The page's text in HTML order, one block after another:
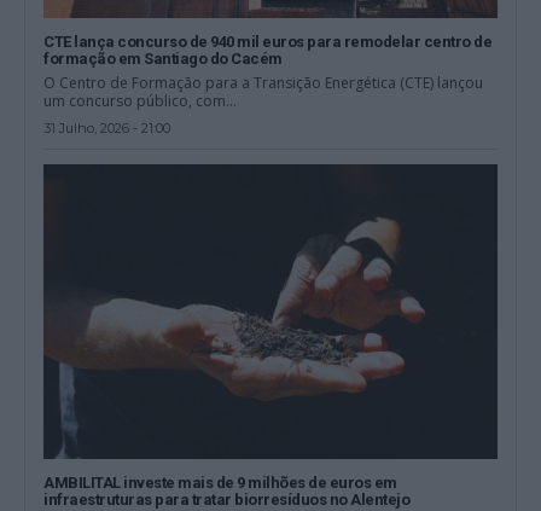
CTE lança concurso de 940 mil euros para remodelar centro de
formação em Santiago do Cacém
O Centro de Formação para a Transição Energética (CTE) lançou
um concurso público, com...
31 Julho, 2026 - 21:00
AMBILITAL investe mais de 9 milhões de euros em
infraestruturas para tratar biorresíduos no Alentejo